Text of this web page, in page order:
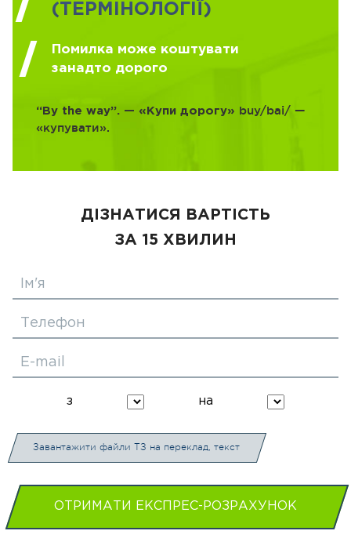
(ТЕРМІНОЛОГІЇ)
Помилка може коштувати
занадто дорого
“By the way”. — «Купи дорогу» buy/bai/ —
«купувати».
ДІЗНАТИСЯ ВАРТІСТЬ
ЗА 15 ХВИЛИН
Ім'я
Телефон
E-mail
з на
Завантажити файли ТЗ на переклад, текст
ОТРИМАТИ ЕКСПРЕС-РОЗРАХУНОК